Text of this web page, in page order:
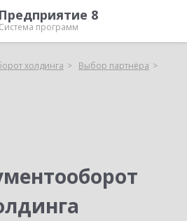
8
Система программ
холдинга
Выбор партнёра